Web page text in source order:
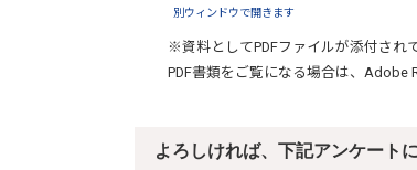
別ウィンドウで開きます
※資料としてPDFファイルが添付され
PDF書類をご覧になる場合は、 Adobe